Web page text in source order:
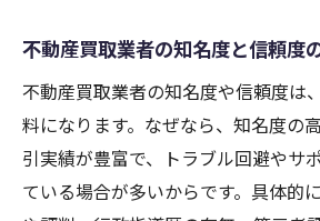
不動産売却の流れを把握し
大阪の不動産買取で失敗しな
不動産売却でやってはい
買取業者との交渉で失敗
大阪エリアの不動産買取
不動産買取業者の知名度と信頼度
不動産買取業者の知名度や信頼度は
料になります。なぜなら、知名度の
引実績が豊富で、トラブル回避やサ
ている場合が多いからです。具体的